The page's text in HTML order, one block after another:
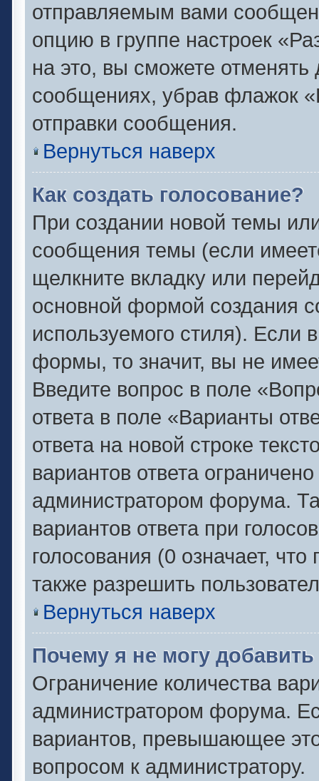
отправляемым вами
опцию в группе настроек
на это, вы сможете
сообщениях, убрав флажок
отправки сообщения.
Вернуться наверх
Как создать голосование?
При создании новой темы
сообщения темы (если
щелкните вкладку или
основной формой создания
используемого стиля). Если
формы, то значит, вы не
Введите вопрос в поле
ответа в поле «Варианты
ответа на новой строке
вариантов ответа
администратором форума.
вариантов ответа при
голосования (0 означает,
также разрешить
Вернуться наверх
Почему я не могу
Ограничение количества
администратором форума.
вариантов, превышающее
вопросом к администратору.